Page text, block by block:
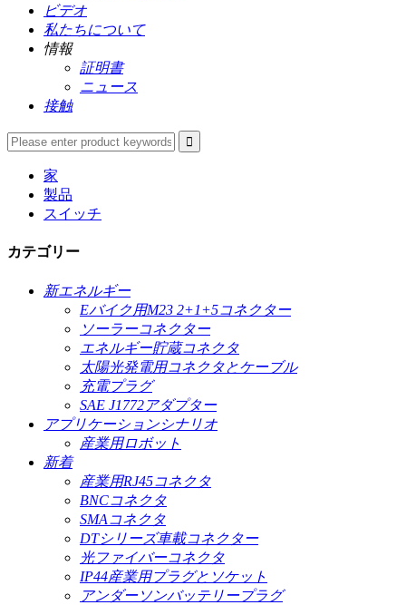
ビデオ
私たちについて
情報
証明書
ニュース
接触
家
製品
スイッチ
カテゴリー
新エネルギー
Eバイク用M23 2+1+5コネクター
ソーラーコネクター
エネルギー貯蔵コネクタ
太陽光発電用コネクタとケーブル
充電プラグ
SAE J1772アダプター
アプリケーションシナリオ
産業用ロボット
新着
産業用RJ45コネクタ
BNCコネクタ
SMAコネクタ
DTシリーズ車載コネクター
光ファイバーコネクタ
IP44産業用プラグとソケット
アンダーソンバッテリープラグ